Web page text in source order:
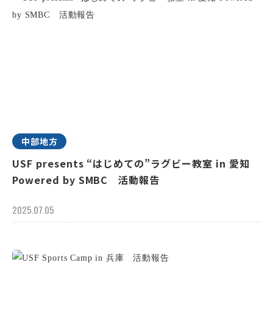
中部地方
USF presents “はじめての”ラグビー教室 in 愛知
Powered by SMBC 活動報告
2025.07.05